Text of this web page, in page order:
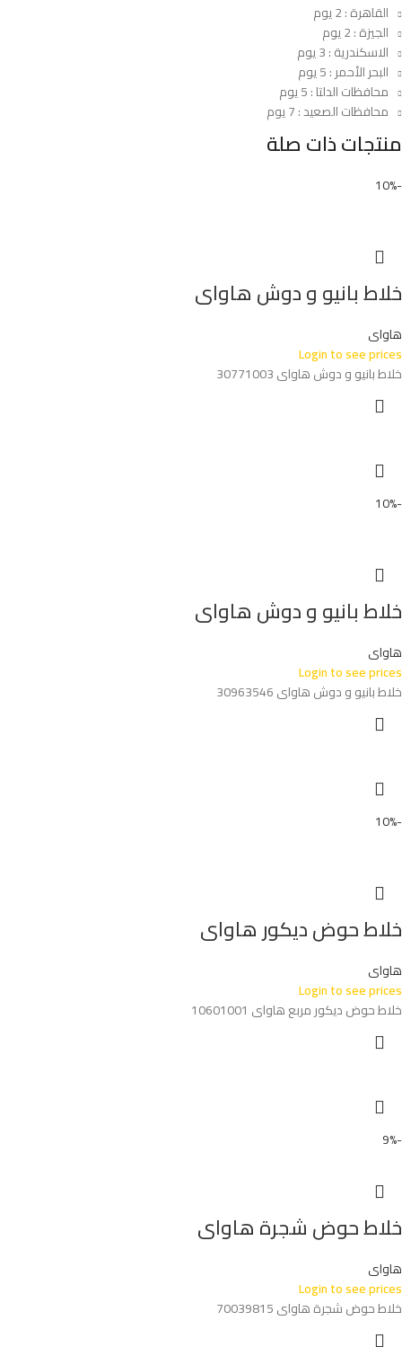
القاهرة : 2 يوم
الجيزة : 2 يوم
الاسكندرية : 3 يوم
البحر الأحمر : 5 يوم
محافظات الدلتا : 5 يوم
محافظات الصعيد : 7 يوم
منتجات ذات صلة
-10%
خلاط بانيو و دوش هاواى
هاواى
Login to see prices
خلاط بانيو و دوش هاواى 30771003
-10%
خلاط بانيو و دوش هاواى
هاواى
Login to see prices
خلاط بانيو و دوش هاواى 30963546
-10%
خلاط حوض ديكور هاواى
هاواى
Login to see prices
خلاط حوض ديكور مربع هاواى 10601001
-9%
خلاط حوض شجرة هاواى
هاواى
Login to see prices
خلاط حوض شجرة هاواى 70039815